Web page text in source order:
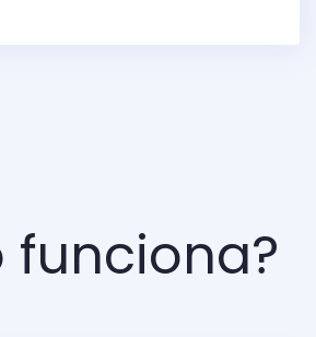
funciona?